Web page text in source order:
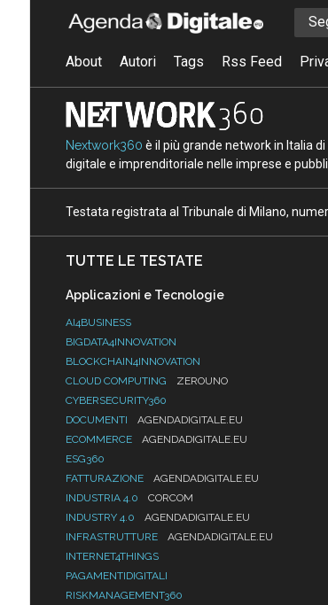
About Autori Tags Rss Feed
Nextwork360 è il più grande network in Italia
digitale e imprenditoriale nelle imprese e
Testata registrata al Tribunale di Milano,
TUTTE LE TESTATE
Applicazioni e Tecnologie
AI4BUSINESS
BIGDATA4INNOVATION
BLOCKCHAIN4INNOVATION
CLOUD COMPUTING
ZEROUNO
CYBERSECURITY360
DOCUMENTI
AGENDADIGITALE.EU
ECOMMERCE
AGENDADIGITALE.EU
ESG360
FATTURAZIONE
AGENDADIGITALE.EU
INDUSTRIA 4.0
CORCOM
INDUSTRY 4.0
AGENDADIGITALE.EU
INFRASTRUTTURE
AGENDADIGITALE.EU
INTERNET4THINGS
PAGAMENTIDIGITALI
RISKMANAGEMENT360